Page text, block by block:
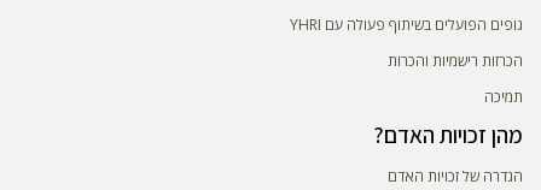
גופים הפועלים בשיתוף פעולה עם YHRI
הכרזות רישמיות והכרות
תמיכה
מהן זכויות האדם?
הגדרה של זכויות האדם